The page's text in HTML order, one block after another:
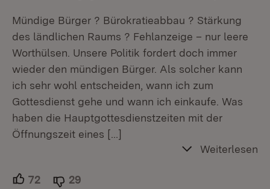
Mündige Bürger ? Bürokratieabbau ? Stärkung
des ländlichen Raums ? Fehlanzeige – nur leere
Worthülsen. Unsere Politik fordert doch immer
wieder den mündigen Bürger. Als solcher kann
ich sehr wohl entscheiden, wann ich zum
Gottesdienst gehe und wann ich einkaufe. Was
haben die Hauptgottesdienstzeiten mit der
Öffnungszeit eines […]
Weiterlesen
72 Unterstützer.
29